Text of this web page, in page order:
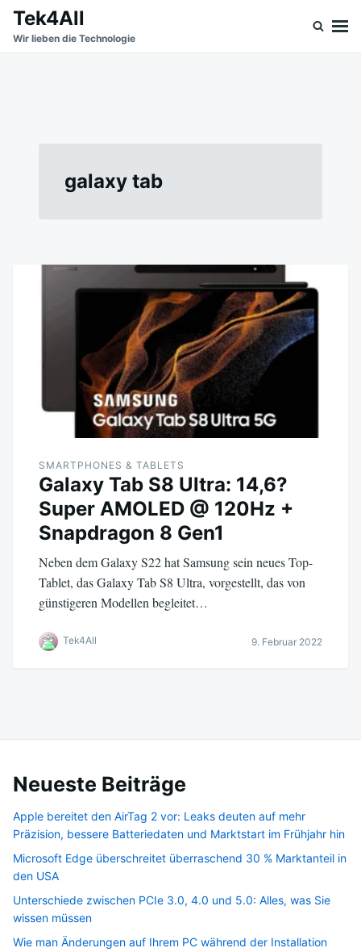
SkipSearch
for:
Tek4All
Wir lieben die Technologie
galaxy tab
SMARTPHONES & TABLETS
Galaxy Tab S8 Ultra: 14,6?
Super AMOLED @ 120Hz +
Snapdragon 8 Gen1
Neben dem Galaxy S22 hat Samsung sein neues Top-
Tablet, das Galaxy Tab S8 Ultra, vorgestellt, das von
günstigeren Modellen begleitet…
Tek4All 9. Februar 2022
Neueste Beiträge
Apple bereitet den AirTag 2 vor: Leaks deuten auf mehr
Präzision, bessere Batteriedaten und Marktstart im Frühjahr hin
Microsoft Edge überschreitet überraschend 30 % Marktanteil in
den USA
Unterschiede zwischen PCIe 3.0, 4.0 und 5.0: Alles, was Sie
wissen müssen
Wie man Änderungen auf Ihrem PC während der Installation